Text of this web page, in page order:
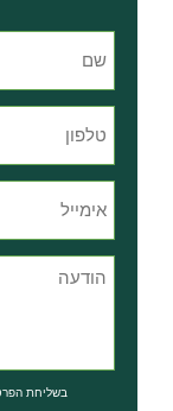
בשליחת